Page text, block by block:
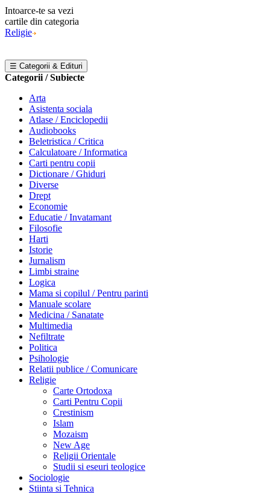
Intoarce-te sa vezi
cartile din categoria
Religie
☰ Categorii & Edituri
Categorii / Subiecte
Arta
Asistenta sociala
Atlase / Enciclopedii
Audiobooks
Beletristica / Critica
Calculatoare / Informatica
Carti pentru copii
Dictionare / Ghiduri
Diverse
Drept
Economie
Educatie / Invatamant
Filosofie
Harti
Istorie
Jurnalism
Limbi straine
Logica
Mama si copilul / Pentru parinti
Manuale scolare
Medicina / Sanatate
Multimedia
Nefiltrate
Politica
Psihologie
Relatii publice / Comunicare
Religie
Carte Ortodoxa
Carti Pentru Copii
Crestinism
Islam
Mozaism
New Age
Religii Orientale
Studii si eseuri teologice
Sociologie
Stiinta si Tehnica